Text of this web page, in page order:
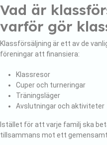
Vad är
varför gör
Klassförsäljning är ett av de
föreningar att finansiera:
Klassresor
Cuper och turneringar
Träningsläger
Avslutningar och aktiviteter
Istället för att varje familj ska
tillsammans mot ett gemensamt